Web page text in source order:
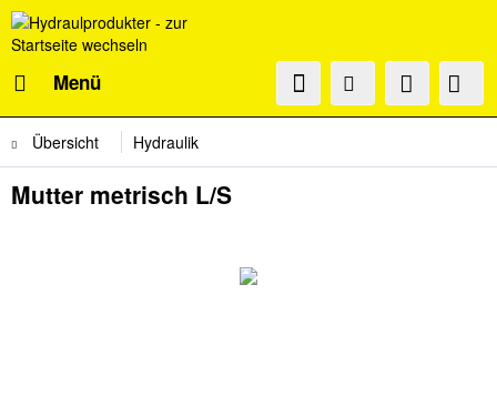
Menü
Übersicht Hydraulik
Mutter metrisch L/S